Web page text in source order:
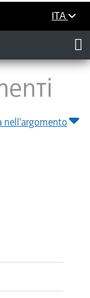
ITA
nell'argomento